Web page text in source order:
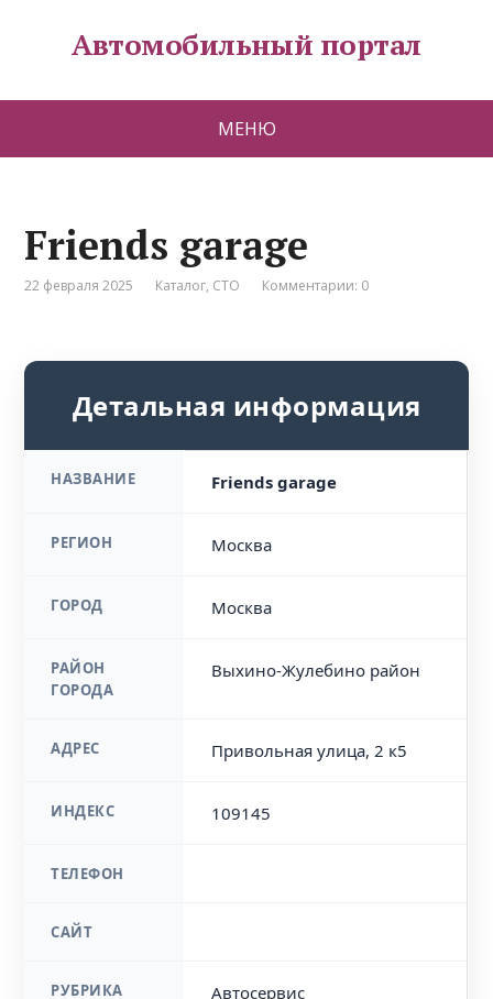
Автомобильный портал
МЕНЮ
Friends garage
22 февраля 2025 Каталог, СТО Комментарии: 0
Детальная информация
НАЗВАНИЕ Friends garage
РЕГИОН Москва
ГОРОД Москва
РАЙОН
ГОРОДА
Выхино-Жулебино район
АДРЕС Привольная улица, 2 к5
ИНДЕКС 109145
ТЕЛЕФОН
САЙТ
РУБРИКА Автосервис